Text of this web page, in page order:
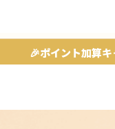
🎉ポイント加算